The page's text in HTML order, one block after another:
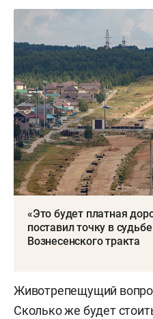
«Это будет платная
поставил точку в
Вознесенского тракта
Животрепещущий
Сколько же будет